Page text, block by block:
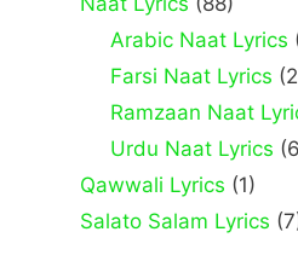
Arabic Naat Lyrics
Farsi Naat Lyrics
Ramzaan Naat
Urdu Naat Lyrics
Qawwali Lyrics (1)
Salato Salam Lyrics